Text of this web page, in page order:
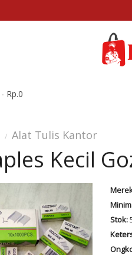
Rp.0
Alat Tulis Kantor
Kecil
Stok: